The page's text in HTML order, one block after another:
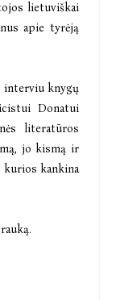
lietuviškai
apie tyrėją
interviu knygų
Donatui
literatūros
jo kismą ir
kurios kankina